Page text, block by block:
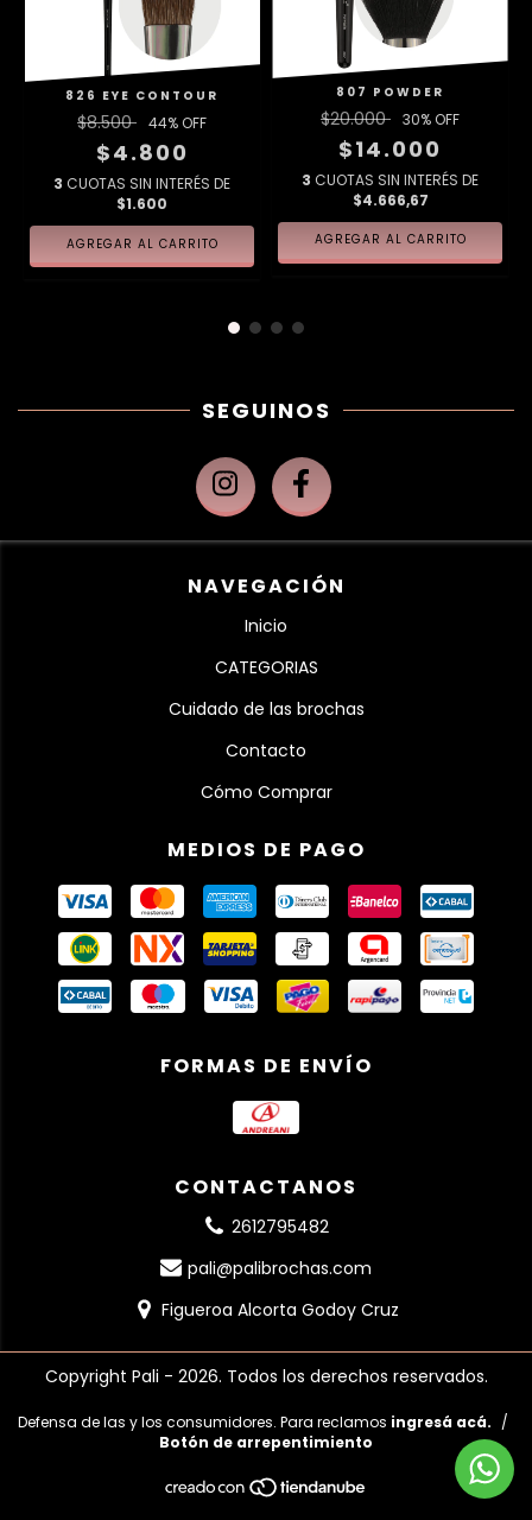
826 EYE CONTOUR
$8.500 44% OFF
$4.800
3 CUOTAS SIN INTERÉS DE
$1.600
807 POWDER
$20.000 30% OFF
$14.000
3 CUOTAS SIN INTERÉS DE
$4.666,67
SEGUINOS
NAVEGACIÓN
Inicio
CATEGORIAS
Cuidado de las brochas
Contacto
Cómo Comprar
MEDIOS DE PAGO
FORMAS DE ENVÍO
CONTACTANOS
2612795482
pali@palibrochas.com
Figueroa Alcorta Godoy Cruz
Copyright Pali - 2026. Todos los derechos reservados.
Defensa de las y los consumidores. Para reclamos ingresá acá. /
Botón de arrepentimiento